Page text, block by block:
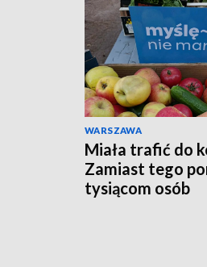
WARSZAWA
Miała trafić do
Zamiast tego
tysiącom osób